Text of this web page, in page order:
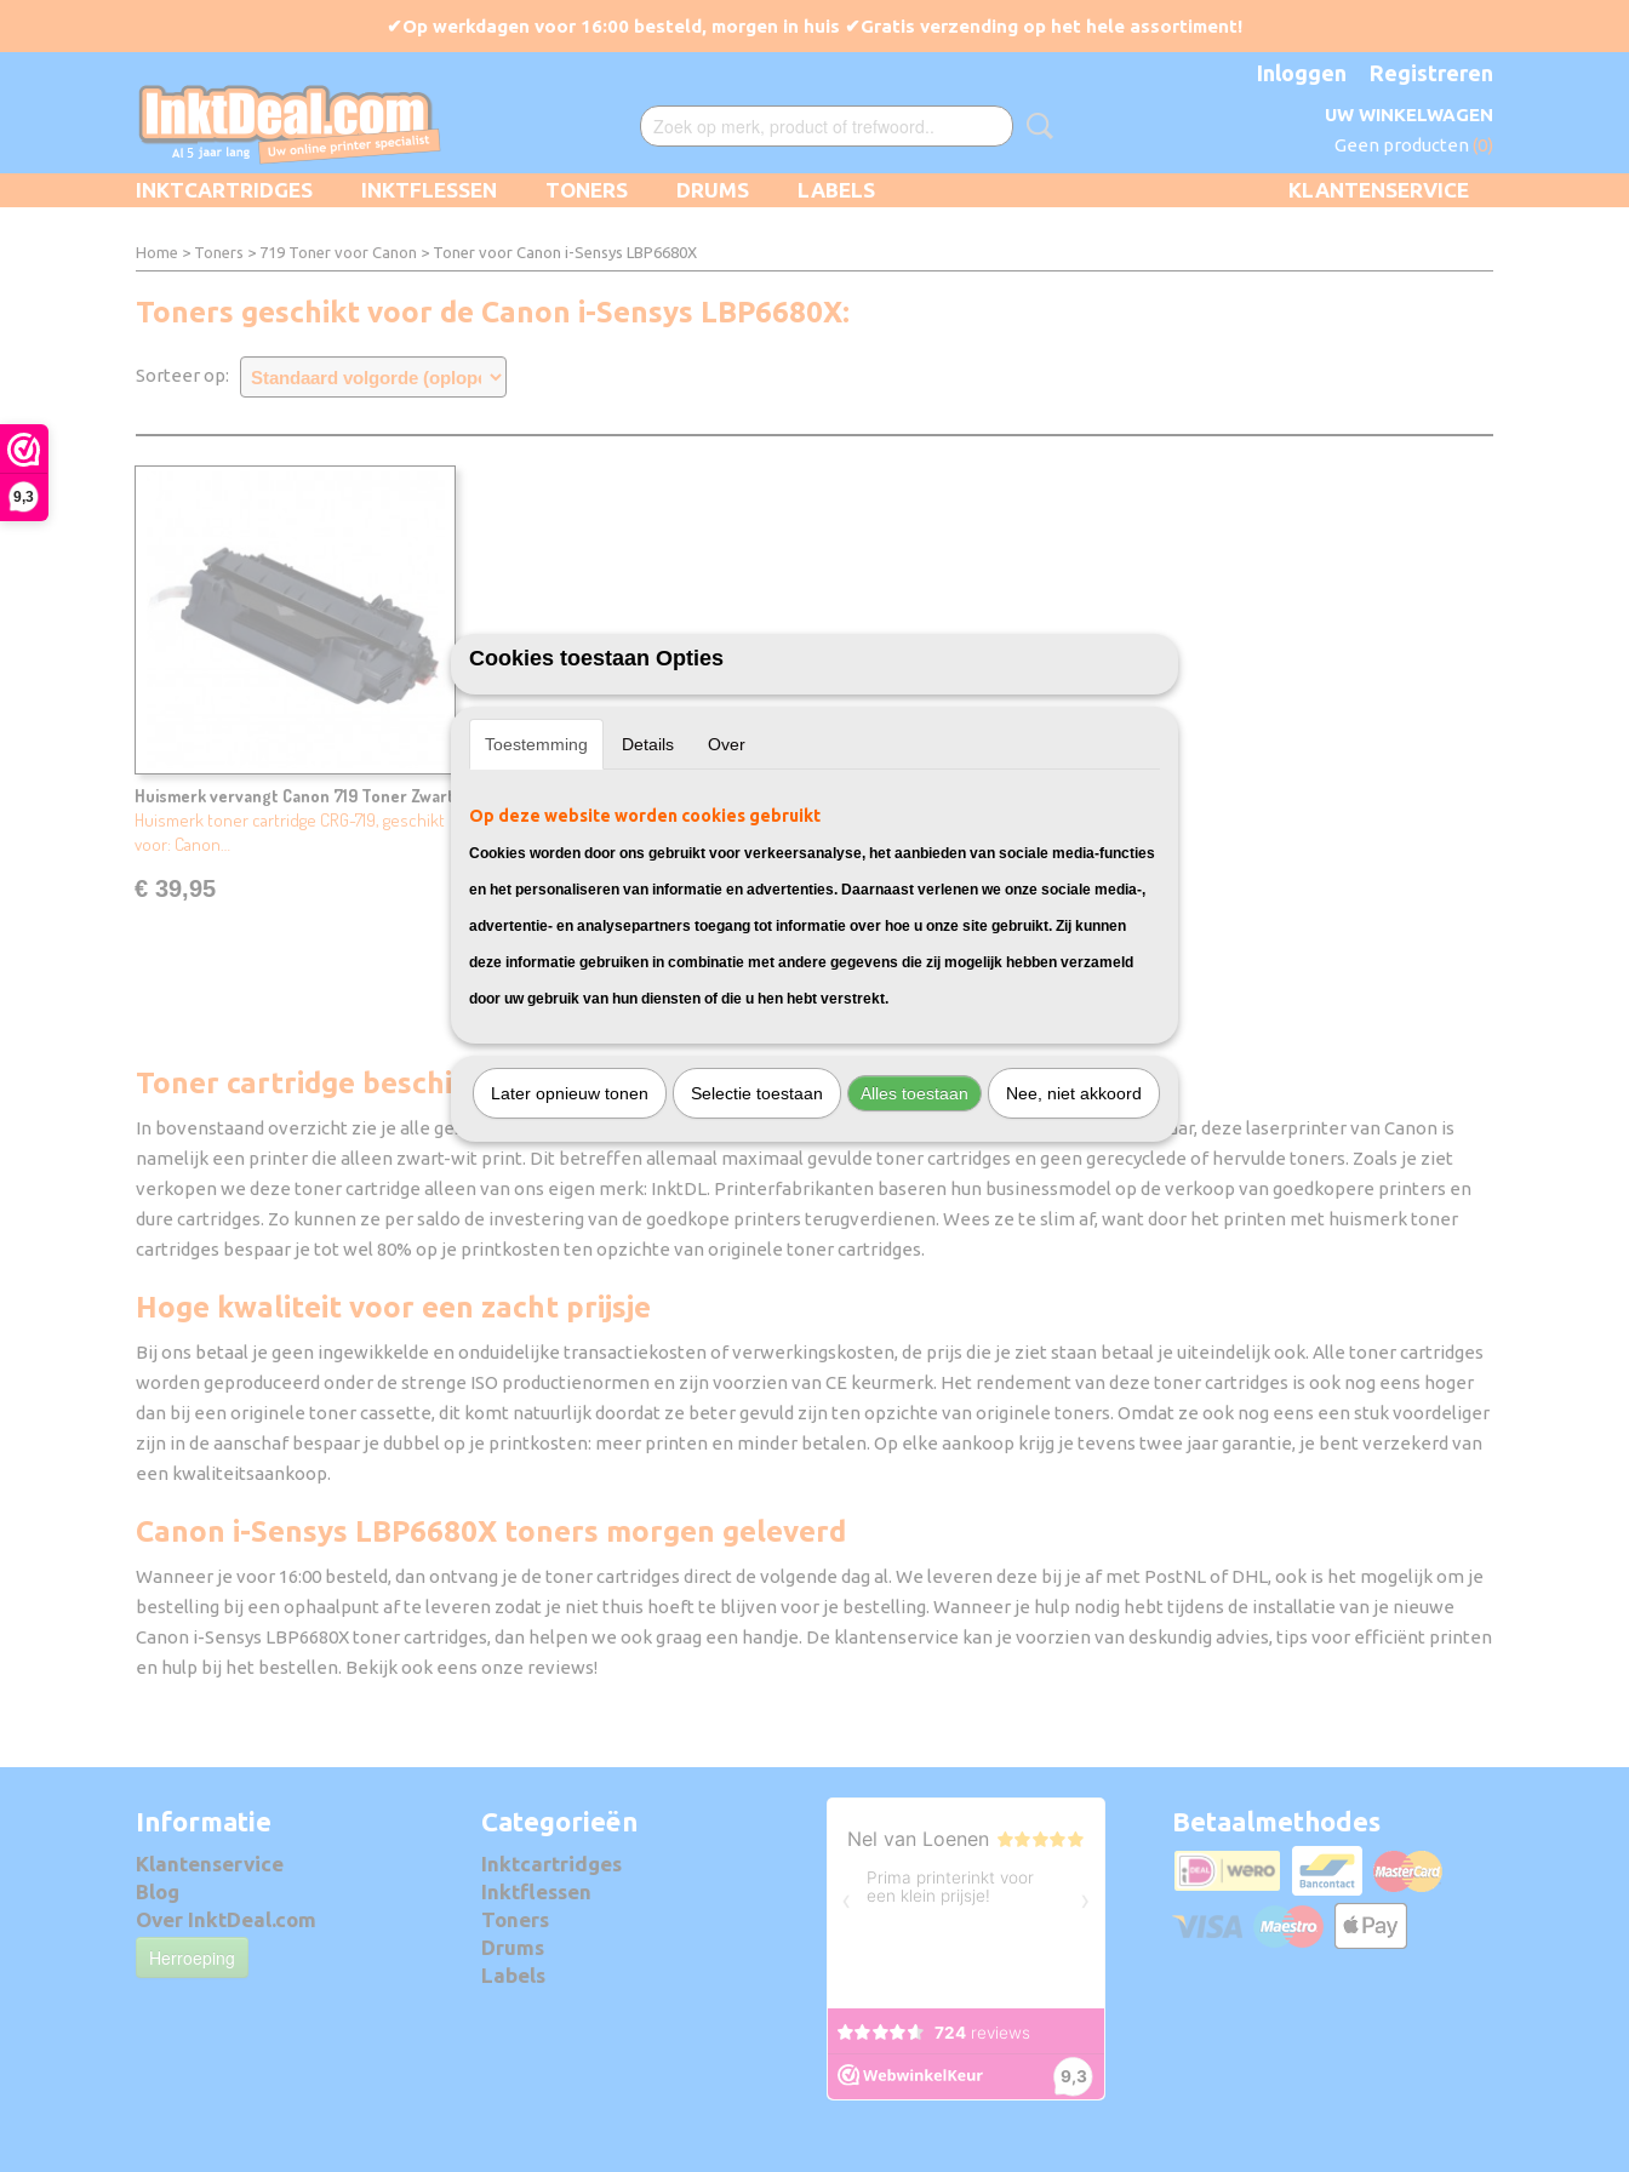
9,3
Inloggen Registreren
UW WINKELWAGEN
Geen producten (0)
KLANTENSERVICE
INKTCARTRIDGES INKTFLESSEN TONERS DRUMS LABELS
Home > Toners > 719 Toner voor Canon > Toner voor Canon i-Sensys LBP6680X
Toners geschikt voor de Canon i-Sensys LBP6680X:
Sorteer op:
Huismerk vervangt Canon 719 Toner Zwart
Huismerk toner cartridge CRG-719, geschikt
voor: Canon…
€ 39,95
Toner cartridge beschikbaar voor Canon i-Sensys LBP6680X
In bovenstaand overzicht zie je alle geschikte artikelen voor de Canon i-Sensys LBP6680X. Enkel zwarte toners zijn verkrijgbaar, deze laserprinter van Canon is
namelijk een printer die alleen zwart-wit print. Dit betreffen allemaal maximaal gevulde toner cartridges en geen gerecyclede of hervulde toners. Zoals je ziet
verkopen we deze toner cartridge alleen van ons eigen merk: InktDL. Printerfabrikanten baseren hun businessmodel op de verkoop van goedkopere printers en
dure cartridges. Zo kunnen ze per saldo de investering van de goedkope printers terugverdienen. Wees ze te slim af, want door het printen met huismerk toner
cartridges bespaar je tot wel 80% op je printkosten ten opzichte van originele toner cartridges.
Hoge kwaliteit voor een zacht prijsje
Bij ons betaal je geen ingewikkelde en onduidelijke transactiekosten of verwerkingskosten, de prijs die je ziet staan betaal je uiteindelijk ook. Alle toner cartridges
worden geproduceerd onder de strenge ISO productienormen en zijn voorzien van CE keurmerk. Het rendement van deze toner cartridges is ook nog eens hoger
dan bij een originele toner cassette, dit komt natuurlijk doordat ze beter gevuld zijn ten opzichte van originele toners. Omdat ze ook nog eens een stuk voordeliger
zijn in de aanschaf bespaar je dubbel op je printkosten: meer printen en minder betalen. Op elke aankoop krijg je tevens twee jaar garantie, je bent verzekerd van
een kwaliteitsaankoop.
Canon i-Sensys LBP6680X toners morgen geleverd
Wanneer je voor 16:00 besteld, dan ontvang je de toner cartridges direct de volgende dag al. We leveren deze bij je af met PostNL of DHL, ook is het mogelijk om je
bestelling bij een ophaalpunt af te leveren zodat je niet thuis hoeft te blijven voor je bestelling. Wanneer je hulp nodig hebt tijdens de installatie van je nieuwe
Canon i-Sensys LBP6680X toner cartridges, dan helpen we ook graag een handje. De klantenservice kan je voorzien van deskundig advies, tips voor efficiënt printen
en hulp bij het bestellen. Bekijk ook eens onze reviews!
Informatie
Klantenservice
Blog
Over InktDeal.com
Herroeping
Categorieën
Inktcartridges
Inktflessen
Toners
Drums
Labels
Betaalmethodes
Cookies toestaan Opties
Toestemming Details Over
Op deze website worden cookies gebruikt
Cookies worden door ons gebruikt voor verkeersanalyse, het aanbieden van sociale media-functies
en het personaliseren van informatie en advertenties. Daarnaast verlenen we onze sociale media-,
advertentie- en analysepartners toegang tot informatie over hoe u onze site gebruikt. Zij kunnen
deze informatie gebruiken in combinatie met andere gegevens die zij mogelijk hebben verzameld
door uw gebruik van hun diensten of die u hen hebt verstrekt.
Later opnieuw tonen Selectie toestaan Alles toestaan Nee, niet akkoord